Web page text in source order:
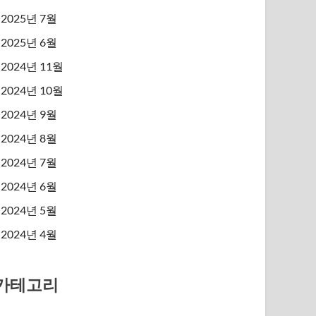
2025년 7월
2025년 6월
2024년 11월
2024년 10월
2024년 9월
2024년 8월
2024년 7월
2024년 6월
2024년 5월
2024년 4월
테고리